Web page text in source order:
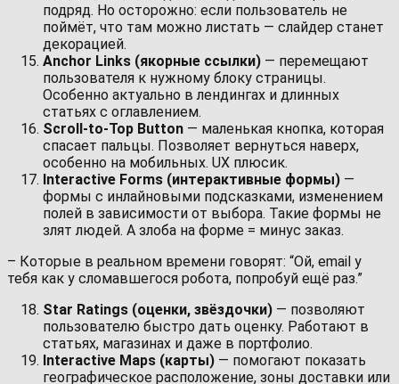
подряд. Но осторожно: если пользователь не
поймёт, что там можно листать — слайдер станет
декорацией.
Anchor Links (якорные ссылки) — перемещают
пользователя к нужному блоку страницы.
Особенно актуально в лендингах и длинных
статьях с оглавлением.
Scroll-to-Top Button — маленькая кнопка, которая
спасает пальцы. Позволяет вернуться наверх,
особенно на мобильных. UX плюсик.
Interactive Forms (интерактивные формы) —
формы с инлайновыми подсказками, изменением
полей в зависимости от выбора. Такие формы не
злят людей. А злоба на форме = минус заказ.
– Которые в реальном времени говорят: “Ой, email у
тебя как у сломавшегося робота, попробуй ещё раз.”
Star Ratings (оценки, звёздочки) — позволяют
пользователю быстро дать оценку. Работают в
статьях, магазинах и даже в портфолио.
Interactive Maps (карты) — помогают показать
географическое расположение, зоны доставки или